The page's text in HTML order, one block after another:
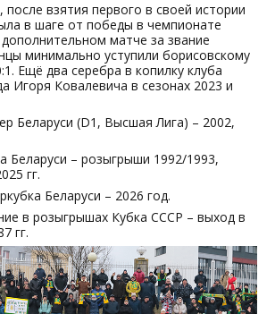
после взятия первого в своей истории
в шаге от победы в чемпионате
матче за звание
минимально уступили борисовскому
Ещё два серебра в копилку клуба
Игоря Ковалевича в сезонах 2023 и
Беларуси (D1, Высшая Лига) – 2002,
Беларуси – розыгрыши 1992/1993,
гг.
Беларуси – 2026 год.
в розыгрышах Кубка СССР – выход в
гг.